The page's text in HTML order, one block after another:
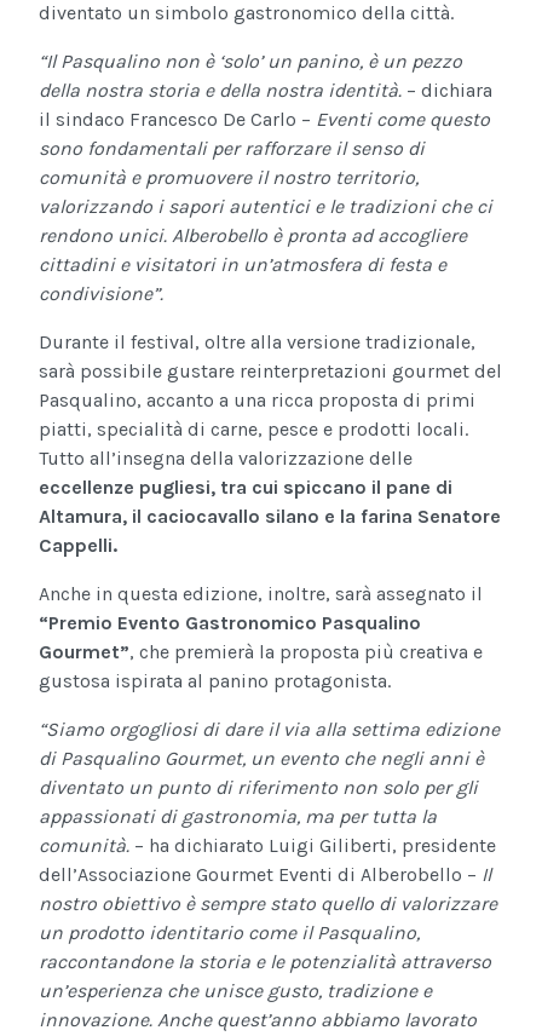
diventato un simbolo gastronomico della città.
“Il Pasqualino non è ‘solo’ un panino, è un pezzo
della nostra storia e della nostra identità. – dichiara
il sindaco Francesco De Carlo – Eventi come questo
sono fondamentali per rafforzare il senso di
comunità e promuovere il nostro territorio,
valorizzando i sapori autentici e le tradizioni che ci
rendono unici. Alberobello è pronta ad accogliere
cittadini e visitatori in un’atmosfera di festa e
condivisione”.
Durante il festival, oltre alla versione tradizionale,
sarà possibile gustare reinterpretazioni gourmet del
Pasqualino, accanto a una ricca proposta di primi
piatti, specialità di carne, pesce e prodotti locali.
Tutto all’insegna della valorizzazione delle
eccellenze pugliesi, tra cui spiccano il pane di
Altamura, il caciocavallo silano e la farina Senatore
Cappelli.
Anche in questa edizione, inoltre, sarà assegnato il
“Premio Evento Gastronomico Pasqualino
Gourmet”, che premierà la proposta più creativa e
gustosa ispirata al panino protagonista.
“Siamo orgogliosi di dare il via alla settima edizione
di Pasqualino Gourmet, un evento che negli anni è
diventato un punto di riferimento non solo per gli
appassionati di gastronomia, ma per tutta la
comunità. – ha dichiarato Luigi Giliberti, presidente
dell’Associazione Gourmet Eventi di Alberobello – Il
nostro obiettivo è sempre stato quello di valorizzare
un prodotto identitario come il Pasqualino,
raccontandone la storia e le potenzialità attraverso
un’esperienza che unisce gusto, tradizione e
innovazione. Anche quest’anno abbiamo lavorato